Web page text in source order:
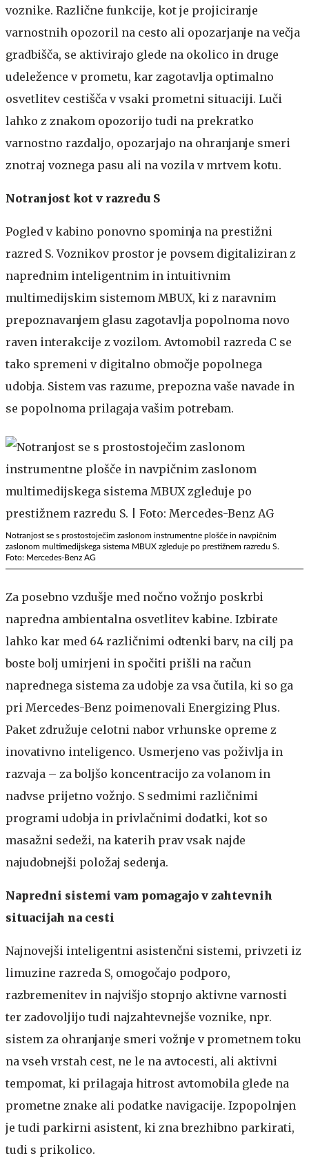
voznike. Različne funkcije, kot je projiciranje
varnostnih opozoril na cesto ali opozarjanje na večja
gradbišča, se aktivirajo glede na okolico in druge
udeležence v prometu, kar zagotavlja optimalno
osvetlitev cestišča v vsaki prometni situaciji. Luči
lahko z znakom opozorijo tudi na prekratko
varnostno razdaljo, opozarjajo na ohranjanje smeri
znotraj voznega pasu ali na vozila v mrtvem kotu.
Notranjost kot v razredu S
Pogled v kabino ponovno spominja na prestižni
razred S. Voznikov prostor je povsem digitaliziran z
naprednim inteligentnim in intuitivnim
multimedijskim sistemom MBUX, ki z naravnim
prepoznavanjem glasu zagotavlja popolnoma novo
raven interakcije z vozilom. Avtomobil razreda C se
tako spremeni v digitalno območje popolnega
udobja. Sistem vas razume, prepozna vaše navade in
se popolnoma prilagaja vašim potrebam.
Notranjost se s prostostoječim zaslonom instrumentne plošče in navpičnim
zaslonom multimedijskega sistema MBUX zgleduje po prestižnem razredu S.
Foto: Mercedes-Benz AG
Za posebno vzdušje med nočno vožnjo poskrbi
napredna ambientalna osvetlitev kabine. Izbirate
lahko kar med 64 različnimi odtenki barv, na cilj pa
boste bolj umirjeni in spočiti prišli na račun
naprednega sistema za udobje za vsa čutila, ki so ga
pri Mercedes-Benz poimenovali Energizing Plus.
Paket združuje celotni nabor vrhunske opreme z
inovativno inteligenco. Usmerjeno vas poživlja in
razvaja – za boljšo koncentracijo za volanom in
nadvse prijetno vožnjo. S sedmimi različnimi
programi udobja in privlačnimi dodatki, kot so
masažni sedeži, na katerih prav vsak najde
najudobnejši položaj sedenja.
Napredni sistemi vam pomagajo v zahtevnih
situacijah na cesti
Najnovejši inteligentni asistenčni sistemi, privzeti iz
limuzine razreda S, omogočajo podporo,
razbremenitev in najvišjo stopnjo aktivne varnosti
ter zadovoljijo tudi najzahtevnejše voznike, npr.
sistem za ohranjanje smeri vožnje v prometnem toku
na vseh vrstah cest, ne le na avtocesti, ali aktivni
tempomat, ki prilagaja hitrost avtomobila glede na
prometne znake ali podatke navigacije. Izpopolnjen
je tudi parkirni asistent, ki zna brezhibno parkirati,
tudi s prikolico.